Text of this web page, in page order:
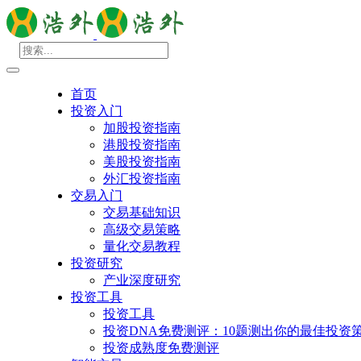
首页
投资入门
加股投资指南
港股投资指南
美股投资指南
外汇投资指南
交易入门
交易基础知识
高级交易策略
量化交易教程
投资研究
产业深度研究
投资工具
投资工具
投资DNA免费测评：10题测出你的最佳投资
投资成熟度免费测评